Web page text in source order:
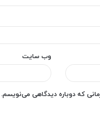
وب‌ سایت
که دوباره دیدگاهی می‌نویسم.